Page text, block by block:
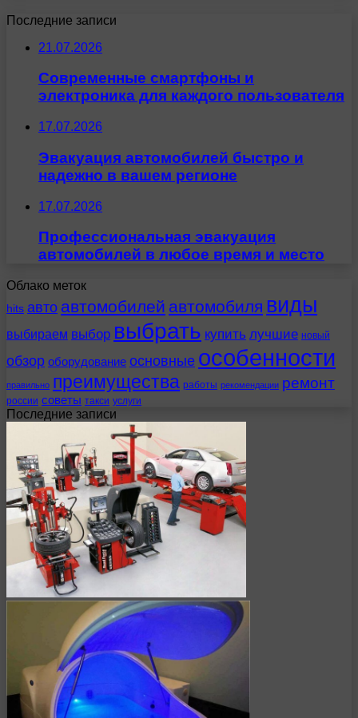
Последние записи
21.07.2026
Современные смартфоны и
электроника для каждого пользователя
17.07.2026
Эвакуация автомобилей быстро и
надежно в вашем регионе
17.07.2026
Профессиональная эвакуация
автомобилей в любое время и место
Облако меток
hits авто автомобилей автомобиля виды
выбираем выбор выбрать купить лучшие новый
обзор оборудование основные особенности
правильно преимущества работы рекомендации ремонт
россии советы такси услуги
Последние записи